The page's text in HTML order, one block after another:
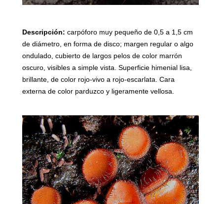
Descripción: carpóforo muy pequeño de 0,5 a 1,5 cm
de diámetro, en forma de disco; margen regular o algo
ondulado, cubierto de largos pelos de color marrón
oscuro, visibles a simple vista. Superficie himenial lisa,
brillante, de color rojo-vivo a rojo-escarlata. Cara
externa de color parduzco y ligeramente vellosa.